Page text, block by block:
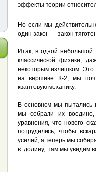
эффекты теории
Но если мы
один закон — закон
Итак, в одной небольшой
классической физики,
некоторым излишком.
на вершине К-2, мы
квантовую механику.
В основном мы пытались
мы собрали их воедино,
уравнения, что нового
потрудились, чтобы
усилий, а теперь мы
в долину, там мы увидим